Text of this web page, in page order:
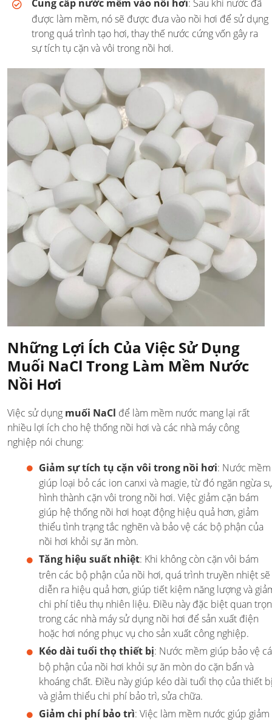
Cung cấp nước mềm vào nồi hơi: Sau khi nước đã
được làm mềm, nó sẽ được đưa vào nồi hơi để sử dụng
trong quá trình tạo hơi, thay thế nước cứng vốn gây ra
sự tích tụ cặn và vôi trong nồi hơi.
Những Lợi Ích Của Việc Sử Dụng
Muối NaCl Trong Làm Mềm Nước
Nồi Hơi
Việc sử dụng muối NaCl để làm mềm nước mang lại rất
nhiều lợi ích cho hệ thống nồi hơi và các nhà máy công
nghiệp nói chung:
Giảm sự tích tụ cặn vôi trong nồi hơi: Nước mềm
giúp loại bỏ các ion canxi và magie, từ đó ngăn ngừa
hình thành cặn vôi trong nồi hơi. Việc giảm cặn bám
giúp hệ thống nồi hơi hoạt động hiệu quả hơn, giảm
thiểu tình trạng tắc nghẽn và bảo vệ các bộ phận của
nồi hơi khỏi sự ăn mòn.
Tăng hiệu suất nhiệt: Khi không còn cặn vôi bám
trên các bộ phận của nồi hơi, quá trình truyền nhiệt sẽ
diễn ra hiệu quả hơn, giúp tiết kiệm năng lượng và
chi phí tiêu thụ nhiên liệu. Điều này đặc biệt quan
trong các nhà máy sử dụng nồi hơi để sản xuất điện
hoặc hơi nóng phục vụ cho sản xuất công nghiệp.
Kéo dài tuổi thọ thiết bị: Nước mềm giúp bảo vệ
bộ phận của nồi hơi khỏi sự ăn mòn do cặn bẩn và
khoáng chất. Điều này giúp kéo dài tuổi thọ của thiết
và giảm thiểu chi phí bảo trì, sửa chữa.
Giảm chi phí bảo trì: Việc làm mềm nước giúp giảm